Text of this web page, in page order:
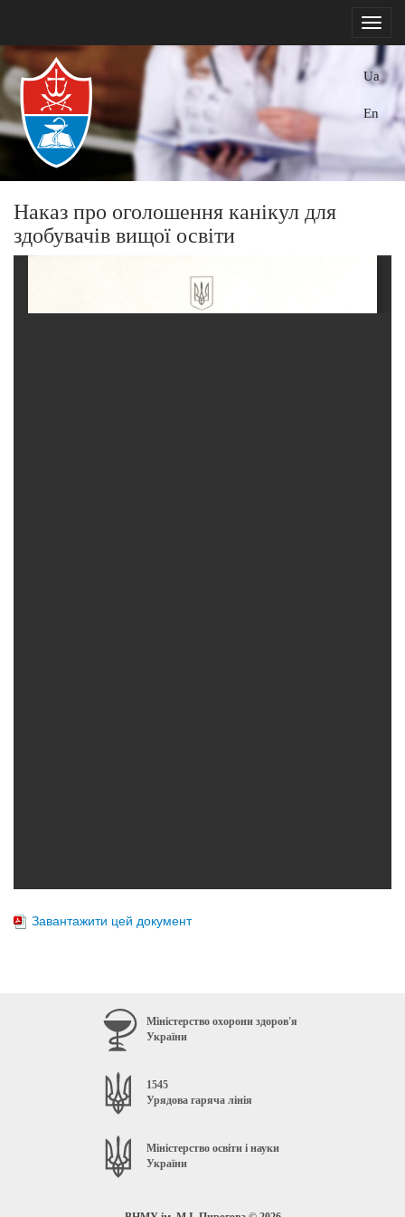
Ua
En
Наказ про оголошення канікул для
здобувачів вищої освіти
Завантажити цей документ
Міністерство охорони здоров'я
України
1545
Урядова гаряча лінія
Міністерство освіти і науки
України